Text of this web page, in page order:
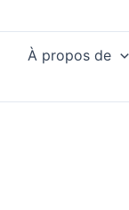
À propos de